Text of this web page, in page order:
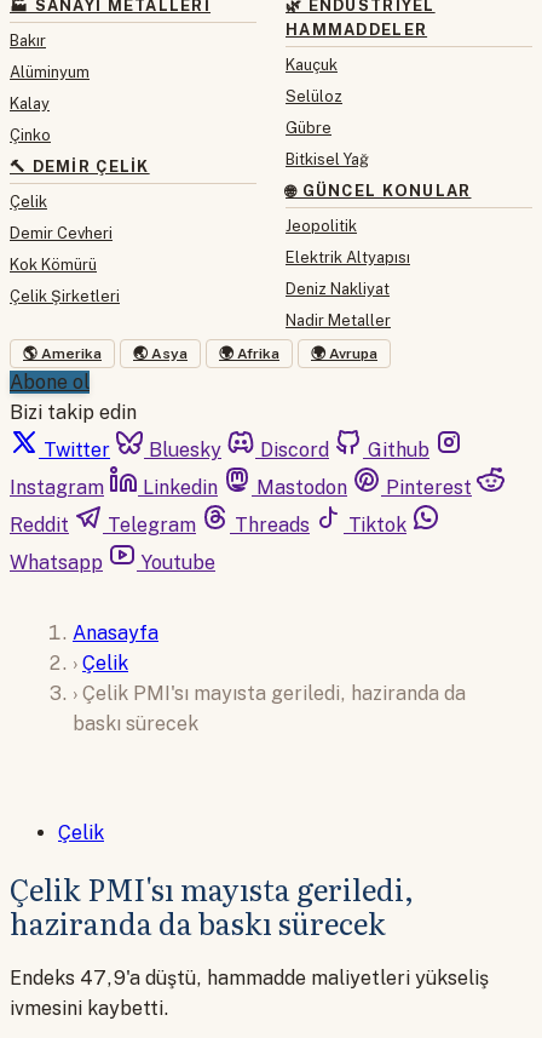
🏭 SANAYI METALLERI
Bakır
Alüminyum
Kalay
Çinko
🔨 DEMIR ÇELIK
Çelik
Demir Cevheri
Kok Kömürü
Çelik Şirketleri
🌿 ENDÜSTRIYEL
HAMMADDELER
Kauçuk
Selüloz
Gübre
Bitkisel Yağ
🌐 GÜNCEL KONULAR
Jeopolitik
Elektrik Altyapısı
Deniz Nakliyat
Nadir Metaller
🌎 Amerika 🌏 Asya 🌍 Afrika 🌍 Avrupa
Abone ol
Bizi takip edin
Twitter
Bluesky Discord
Github
Instagram
Linkedin Mastodon
Pinterest
Reddit
Telegram Threads
Tiktok
Whatsapp
Youtube
Anasayfa
› Çelik
› Çelik PMI'sı mayısta geriledi, haziranda da
baskı sürecek
Çelik
Çelik PMI'sı mayısta geriledi,
haziranda da baskı sürecek
Endeks 47,9'a düştü, hammadde maliyetleri yükseliş
ivmesini kaybetti.